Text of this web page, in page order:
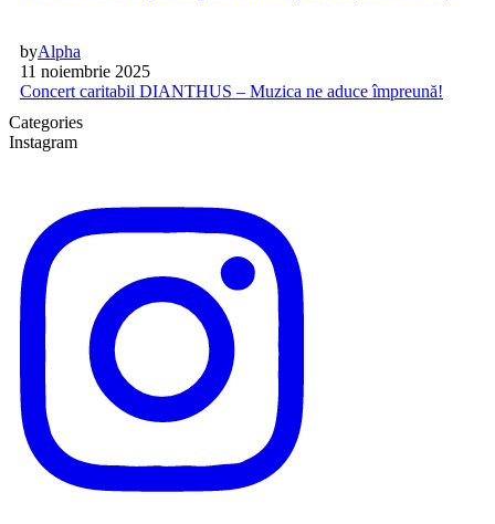
byAlpha
11 noiembrie 2025
Concert caritabil DIANTHUS – Muzica ne aduce împreună!
Categories
Instagram